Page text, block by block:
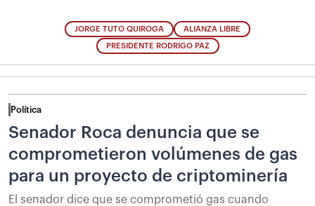
JORGE TUTO QUIROGA ALIANZA LIBRE
PRESIDENTE RODRIGO PAZ
Política
Senador Roca denuncia que se
comprometieron volúmenes de gas
para un proyecto de criptominería
El senador dice que se comprometió gas cuando